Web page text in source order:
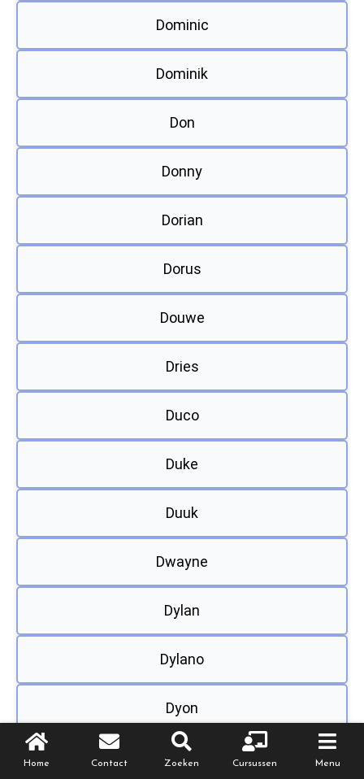
Dominic
Dominik
Don
Donny
Dorian
Dorus
Douwe
Dries
Duco
Duke
Duuk
Dwayne
Dylan
Dylano
Dyon
Edin
Home Contact Zoeken Cursussen Menu